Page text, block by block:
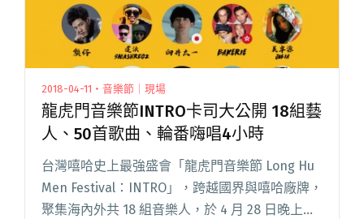
2018-04-11・音樂節｜現場
龍虎門音樂節INTRO卡司大公開 18組藝
人、50首歌曲、輪番嗨唱4小時
台灣嘻哈史上最強盛會「龍虎門音樂節 Long Hu
Men Festival：INTRO」，跨越國界與嘻哈廠牌，
聚集海內外共 18 組音樂人，於 4 月 28 日晚上輪